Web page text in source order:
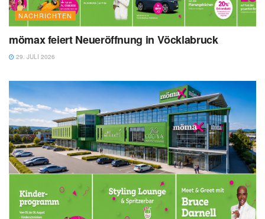
NACHRICHTEN
mömax feiert Neueröffnung in Vöcklabruck
29. JULI 2026